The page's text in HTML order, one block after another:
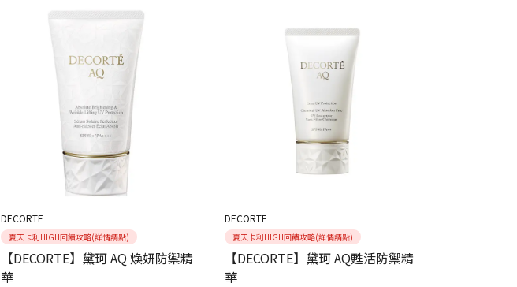
DECORTE
夏天卡利HIGH回饋攻略(詳情請點)
【DECORTE】黛珂 AQ 煥妍防禦精
華
DECORTE
夏天卡利HIGH回饋攻略(詳情請點)
【DECORTE】黛珂 AQ甦活防禦精
華